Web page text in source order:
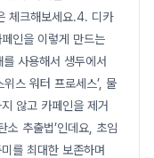
체크해보세요.4. 디카
인을 이렇게 만드는
사용해서 생두에서
스 워터 프로세스’, 물
않고 카페인을 제거
소 추출법’인데요, 초임
를 최대한 보존하며